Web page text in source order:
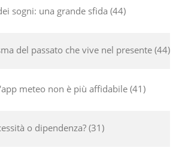
sogni: una grande sfida 44
del passato che vive nel presente 44
meteo non è più affidabile 41
o dipendenza? 31